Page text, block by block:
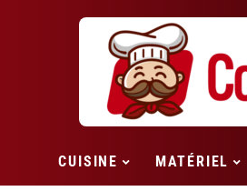
CUISINE MATÉRIEL